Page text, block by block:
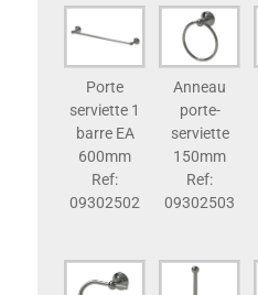
Porte
serviette 1
barre EA
600mm
Ref:
09302502
Anneau
porte-
serviette
150mm
Ref:
09302503